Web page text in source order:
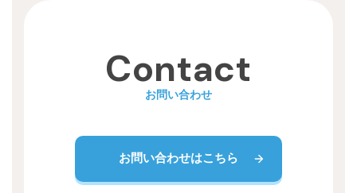
Contact
お問い合わせ
お問い合わせはこちら